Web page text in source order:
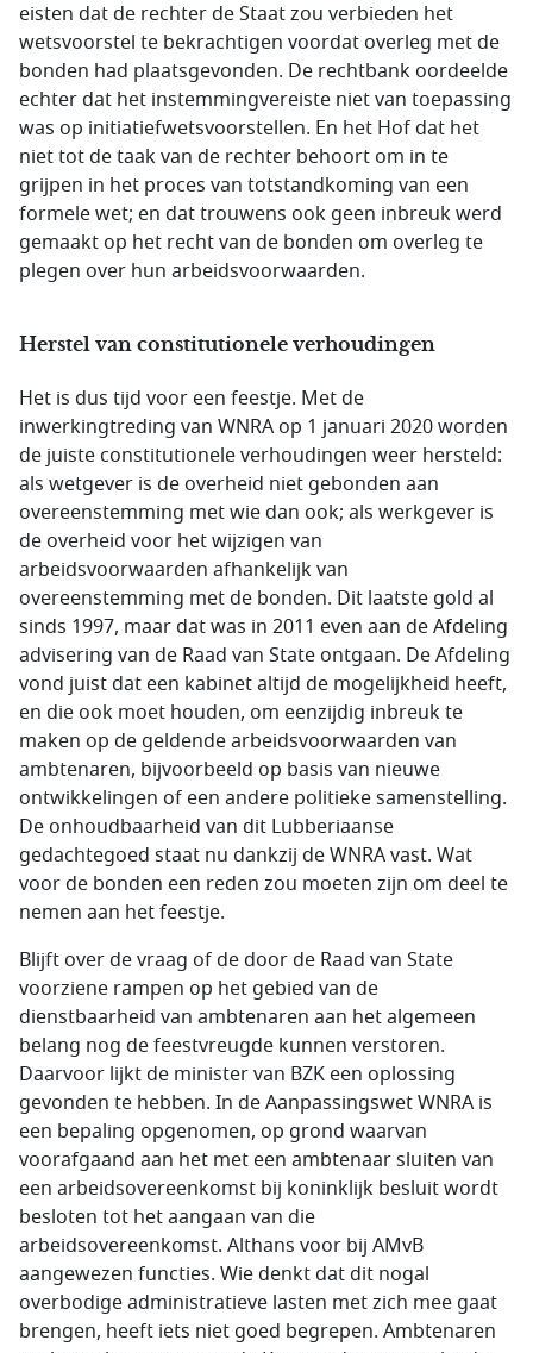
eisten dat de rechter de Staat zou verbieden het
wetsvoorstel te bekrachtigen voordat overleg met de
bonden had plaatsgevonden. De rechtbank oordeelde
echter dat het instemmingvereiste niet van toepassing
was op initiatiefwetsvoorstellen. En het Hof dat het
niet tot de taak van de rechter behoort om in te
grijpen in het proces van totstandkoming van een
formele wet; en dat trouwens ook geen inbreuk werd
gemaakt op het recht van de bonden om overleg te
plegen over hun arbeidsvoorwaarden.
Herstel van constitutionele verhoudingen
Het is dus tijd voor een feestje. Met de
inwerkingtreding van WNRA op 1 januari 2020 worden
de juiste constitutionele verhoudingen weer hersteld:
als wetgever is de overheid niet gebonden aan
overeenstemming met wie dan ook; als werkgever is
de overheid voor het wijzigen van
arbeidsvoorwaarden afhankelijk van
overeenstemming met de bonden. Dit laatste gold al
sinds 1997, maar dat was in 2011 even aan de Afdeling
advisering van de Raad van State ontgaan. De Afdeling
vond juist dat een kabinet altijd de mogelijkheid heeft,
en die ook moet houden, om eenzijdig inbreuk te
maken op de geldende arbeidsvoorwaarden van
ambtenaren, bijvoorbeeld op basis van nieuwe
ontwikkelingen of een andere politieke samenstelling.
De onhoudbaarheid van dit Lubberiaanse
gedachtegoed staat nu dankzij de WNRA vast. Wat
voor de bonden een reden zou moeten zijn om deel te
nemen aan het feestje.
Blijft over de vraag of de door de Raad van State
voorziene rampen op het gebied van de
dienstbaarheid van ambtenaren aan het algemeen
belang nog de feestvreugde kunnen verstoren.
Daarvoor lijkt de minister van BZK een oplossing
gevonden te hebben. In de Aanpassingswet WNRA is
een bepaling opgenomen, op grond waarvan
voorafgaand aan het met een ambtenaar sluiten van
een arbeidsovereenkomst bij koninklijk besluit wordt
besloten tot het aangaan van die
arbeidsovereenkomst. Althans voor bij AMvB
aangewezen functies. Wie denkt dat dit nogal
overbodige administratieve lasten met zich mee gaat
brengen, heeft iets niet goed begrepen. Ambtenaren